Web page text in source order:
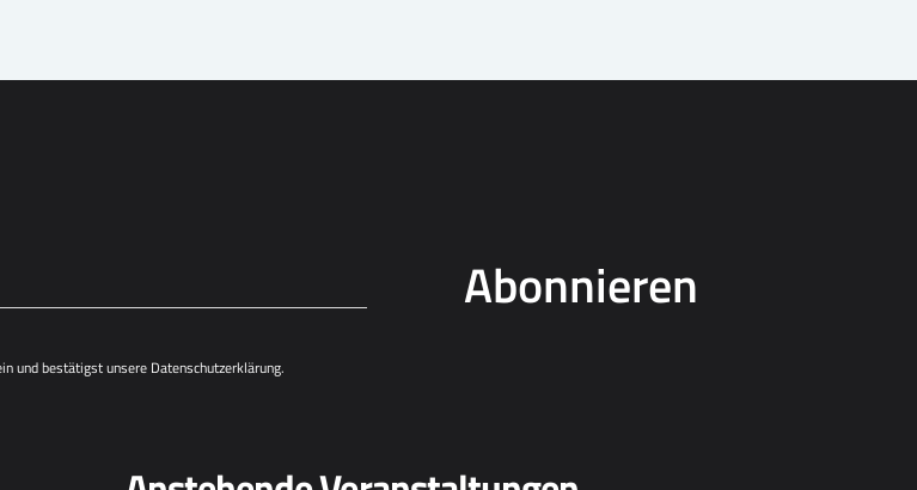
Abonnieren
und bestätigst unsere Datenschutzerklärung.